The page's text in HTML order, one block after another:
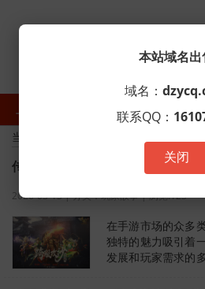
单职业传奇网
当前位置：与“版本”相关的标签
传奇单职业手游变态版本信息
2026-03-13 | 分类：玩家故事 | 浏览:123
在手游市场的众多
独特的魅力吸引着
发展和玩家需求的
本站域名出
域名：
联系QQ：
关闭